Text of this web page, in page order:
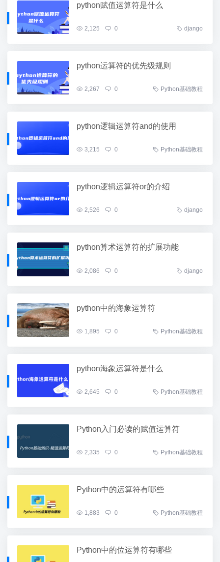
python赋值运算符是什么
2,125 0 django
python运算符的优先级规则
2,267 0 Python基础教程
python逻辑运算符and的使用
3,215 0 Python基础教程
python逻辑运算符or的介绍
2,526 0 django
python算术运算符的扩展功能
2,086 0 django
python中的海象运算符
1,895 0 Python基础教程
python海象运算符是什么
2,645 0 Python基础教程
Python入门必读的赋值运算符
2,335 0 Python基础教程
Python中的运算符有哪些
1,883 0 Python基础教程
Python中的位运算符有哪些